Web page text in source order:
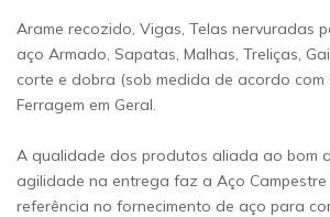
Arame recozido, Vigas, Telas nervuradas
aço Armado, Sapatas, Malhas, Treliças,
corte e dobra (sob medida de acordo com
Ferragem em Geral.
A qualidade dos produtos aliada ao bom
agilidade na entrega faz a Aço Campestre
referência no fornecimento de aço para